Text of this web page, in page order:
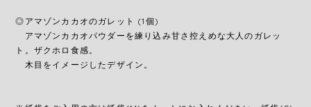
◎アマゾンカカオのガレット (1個)
アマゾンカカオパウダーを練り込み甘さ控えめな大人のガレッ
ト。ザクホロ食感。
木目をイメージしたデザイン。